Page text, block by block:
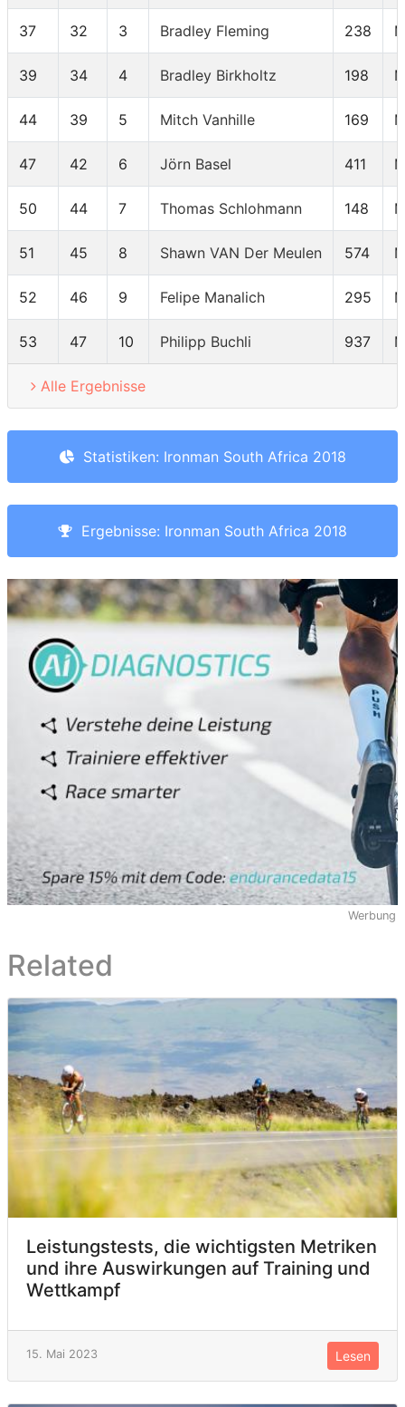
37 32 3 Bradley Fleming 238
39 34 4 Bradley Birkholtz 198
44 39 5 Mitch Vanhille 169
47 42 6 Jörn Basel 411
50 44 7 Thomas Schlohmann 148
51 45 8 Shawn VAN Der Meulen 574
52 46 9 Felipe Manalich 295
53 47 10 Philipp Buchli 937
Alle Ergebnisse
Statistiken: Ironman South Africa 2018
Ergebnisse: Ironman South Africa 2018
Werbung
Related
Leistungstests, die wichtigsten Metriken
und ihre Auswirkungen auf Training und
Wettkampf
15. Mai 2023 Lesen